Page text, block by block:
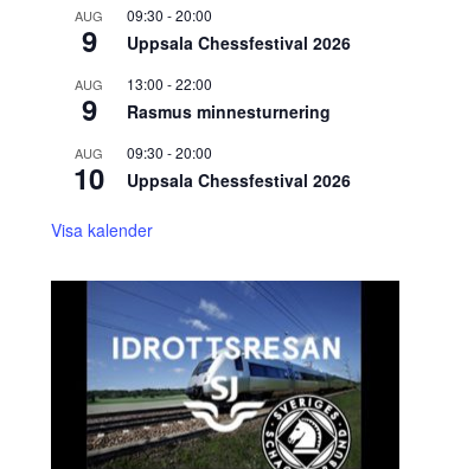
AUG
9
09:30 -20:00
Uppsala Chessfestival 2026
AUG
9
13:00 -22:00
Rasmus minnesturnering
AUG
10
09:30 -20:00
Uppsala Chessfestival 2026
Visa kalender